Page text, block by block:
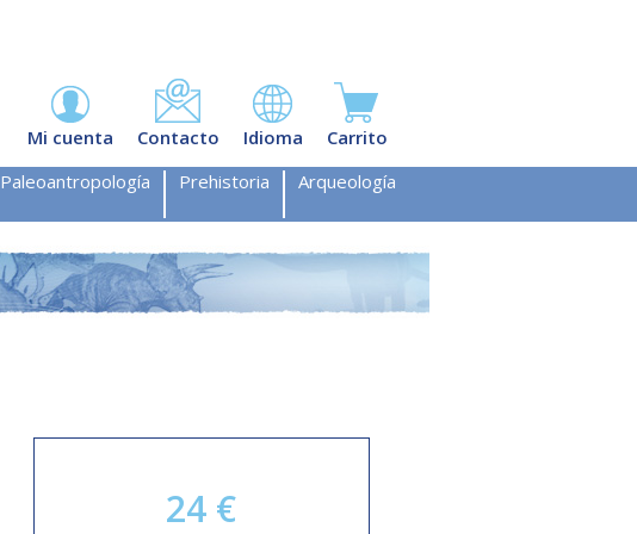
Mi cuenta Contacto Idioma
Carrito
Paleoantropología Prehistoria Arqueología
24 €